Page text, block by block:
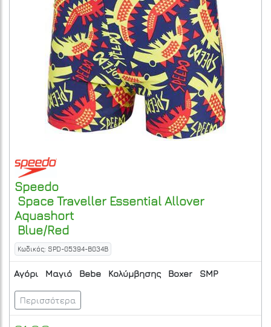
Speedo
Space Traveller Essential Allover
Aquashort
Blue/Red
Κωδικός: SPD-05394-B034B
Αγόρι Μαγιό Bebe Κολύμβησης Boxer SMP
Περισσότερα